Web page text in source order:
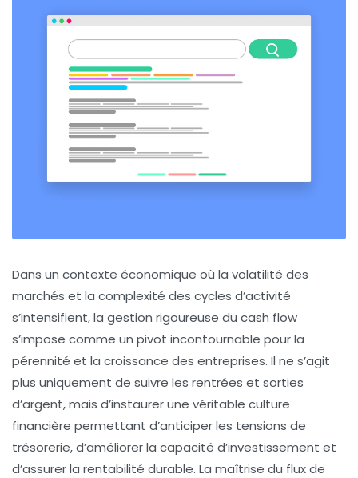
Dans un contexte économique où la volatilité des
marchés et la complexité des cycles d’activité
s’intensifient, la gestion rigoureuse du cash flow
s’impose comme un pivot incontournable pour la
pérennité et la croissance des entreprises. Il ne s’agit
plus uniquement de suivre les rentrées et sorties
d’argent, mais d’instaurer une véritable culture
financière permettant d’anticiper les tensions de
trésorerie, d’améliorer la capacité d’investissement et
d’assurer la rentabilité durable. La maîtrise du flux de